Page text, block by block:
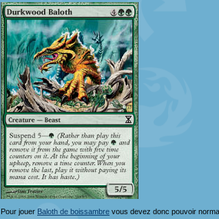
Pour jouer Baloth de boissambre vous devez donc pouvoir